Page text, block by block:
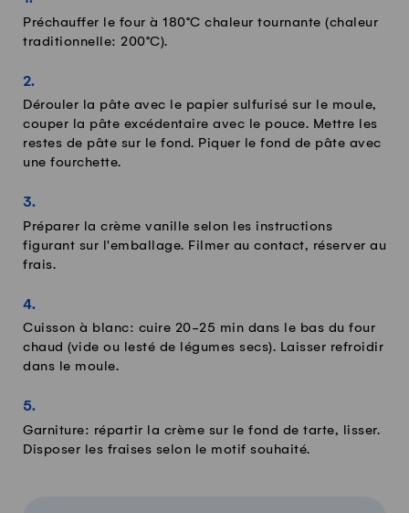
Préchauffer le four à 180°C chaleur tournante (chaleur
traditionnelle: 200°C).
Dérouler la pâte avec le papier sulfurisé sur le moule,
couper la pâte excédentaire avec le pouce. Mettre les
restes de pâte sur le fond. Piquer le fond de pâte avec
une fourchette.
Préparer la crème vanille selon les instructions
figurant sur l'emballage. Filmer au contact, réserver au
frais.
Cuisson à blanc: cuire 20-25 min dans le bas du four
chaud (vide ou lesté de légumes secs). Laisser refroidir
dans le moule.
Garniture: répartir la crème sur le fond de tarte, lisser.
Disposer les fraises selon le motif souhaité.